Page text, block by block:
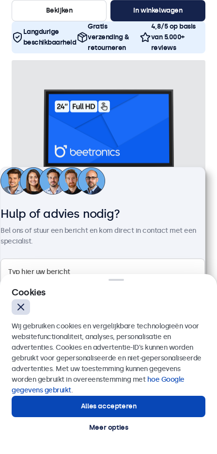
Bekijken
In winkelwagen
Langdurige
beschikbaarheid
Gratis
verzending &
retourneren
4,8/5 op basis
van 5.000+
reviews
24 Inch Touchscreen Metaal
100+ stuks beschikbaar
Full HD multi-touch paneel
Aansluitingen: HDMI, DisplayPort, USB-C, VGA
Montage: desktop, wand, inbouw
Buitenmaat: 576 x 348 x 45 mm
€ 629,00
€ 761,09 incl. btw
Bekijken
In winkelwagen
Hulp of advies nodig?
Bel ons of stuur een bericht en kom direct in contact met een
specialist.
Verzenden
Of bel ons op
Hulp of advies nodig?
Direct contact met een specialist.
Cookies
Wij gebruiken cookies en vergelijkbare technologieën voor
websitefunctionaliteit, analyses, personalisatie en
advertenties. Cookies en advertentie-ID’s kunnen worden
gebruikt voor gepersonaliseerde en niet-gepersonaliseerde
advertenties. Met uw toestemming kunnen gegevens
worden gebruikt in overeenstemming met hoe Google
gegevens gebruikt.
Alles accepteren
Meer opties